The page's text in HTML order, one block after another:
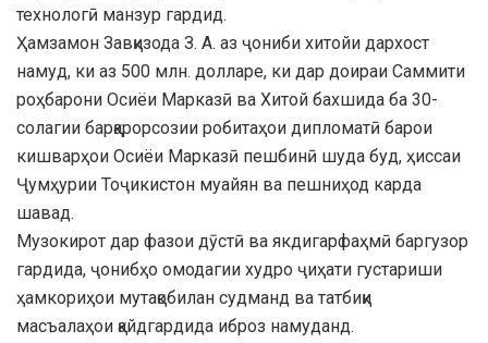
технологӣ манзур гардид.
Ҳамзамон Завқизода З. А. аз ҷониби хитойи дархост
намуд, ки аз 500 млн. долларе, ки дар доираи Саммити
роҳбарони Осиёи Марказӣ ва Хитой бахшида ба 30-
солагии барқарорсозии робитаҳои дипломатӣ барои
кишварҳои Осиёи Марказӣ пешбинӣ шуда буд, ҳиссаи
Ҷумҳурии Тоҷикистон муайян ва пешниҳод карда
шавад.
Музокирот дар фазои дӯстӣ ва якдигарфаҳмӣ баргузор
гардида, ҷонибҳо омодагии худро ҷиҳати густариши
ҳамкориҳои мутақобилан судманд ва татбиқи
масъалаҳои қайдгардида иброз намуданд.